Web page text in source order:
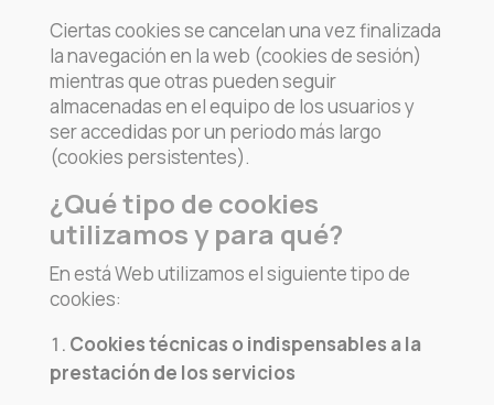
Ciertas cookies se cancelan una vez finalizada
la navegación en la web (cookies de sesión)
mientras que otras pueden seguir
almacenadas en el equipo de los usuarios y
ser accedidas por un periodo más largo
(cookies persistentes).
¿Qué tipo de cookies
utilizamos y para qué?
En está Web utilizamos el siguiente tipo de
cookies:
Cookies técnicas o indispensables a la
prestación de los servicios